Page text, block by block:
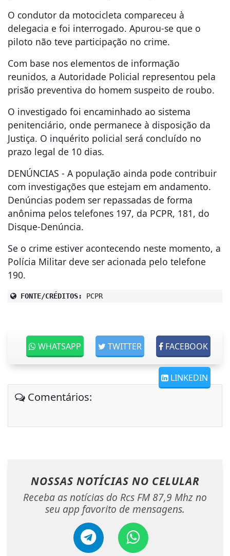
O condutor da motocicleta compareceu à
delegacia e foi interrogado. Apurou-se que o
piloto não teve participação no crime.
Com base nos elementos de informação
reunidos, a Autoridade Policial representou pela
prisão preventiva do homem suspeito de roubo.
O investigado foi encaminhado ao sistema
penitenciário, onde permanece à disposição da
Justiça. O inquérito policial será concluído no
prazo legal de 10 dias.
DENÚNCIAS - A população ainda pode contribuir
com investigações que estejam em andamento.
Denúncias podem ser repassadas de forma
anônima pelos telefones 197, da PCPR, 181, do
Disque-Denúncia.
Se o crime estiver acontecendo neste momento, a
Polícia Militar deve ser acionada pelo telefone
190.
FONTE/CRÉDITOS: PCPR
FACEBOOK
TWITTER
WHATSAPP
LINKEDIN
Comentários:
NOSSAS NOTÍCIAS NO CELULAR
Receba as notícias do Rcs FM 87,9 Mhz no
seu app favorito de mensagens.